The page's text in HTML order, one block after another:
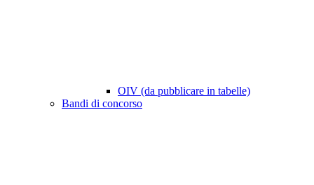
OIV (da pubblicare in tabelle)
Bandi di concorso